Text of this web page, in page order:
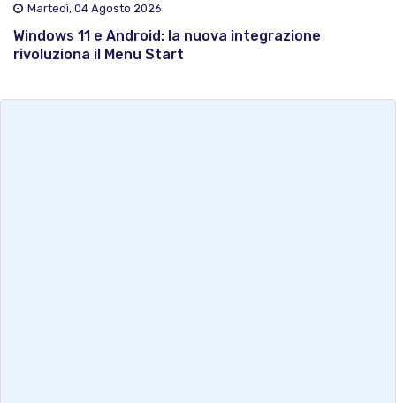
Martedì, 04 Agosto 2026
Windows 11 e Android: la nuova integrazione
rivoluziona il Menu Start